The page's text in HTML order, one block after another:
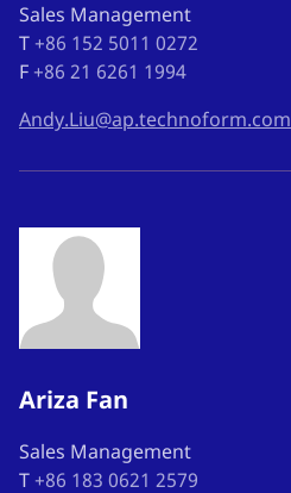
Sales Management
T +86 152 5011 0272
F +86 21 6261 1994
Andy.Liu@ap.technoform.com
Ariza Fan
Sales Management
T +86 183 0621 2579